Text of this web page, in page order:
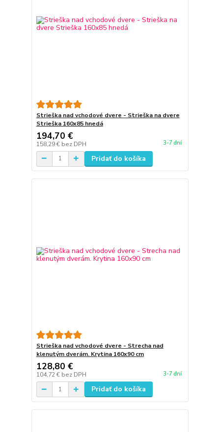
Strieška nad vchodové dvere - Strieška na dvere
Strieška 160x85 hnedá
194,70 €
158,29 € bez DPH 3-7 dní
Pridať do košíka
Strieška nad vchodové dvere - Strecha nad
klenutým dverám. Krytina 160x90 cm
128,80 €
104,72 € bez DPH 3-7 dní
Pridať do košíka